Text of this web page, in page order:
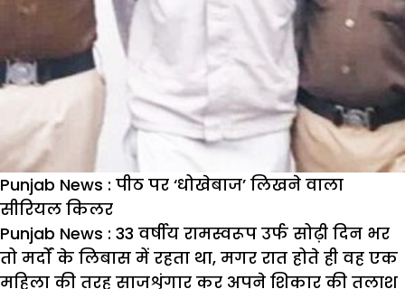
Punjab News : पीठ पर ‘धोखेबाज’ लिखने वाला
सीरियल किलर
Punjab News : 33 वर्षीय रामस्वरूप उर्फ सोढ़ी दिन भर
तो मर्दों के लिबास में रहता था, मगर रात होते ही वह एक
महिला की तरह साजशृंगार कर अपने शिकार की तलाश